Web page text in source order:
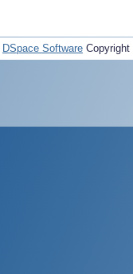
DSpace Software